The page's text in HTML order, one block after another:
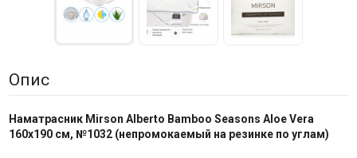
Опис
Наматрасник Mirson Alberto Bamboo Seasons Aloe Vera
160x190 см, №1032 (непромокаемый на резинке по углам)